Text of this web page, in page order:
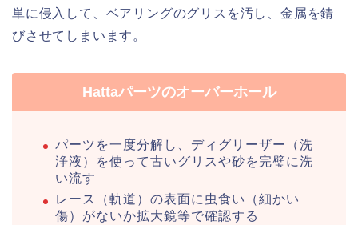
単に侵入して、ベアリングのグリスを汚し、金属を錆
びさせてしまいます。
Hattaパーツのオーバーホール
パーツを一度分解し、ディグリーザー（洗
浄液）を使って古いグリスや砂を完璧に洗
い流す
レース（軌道）の表面に虫食い（細かい
傷）がないか拡大鏡等で確認する